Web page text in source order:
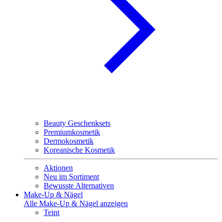
Beauty Geschenksets
Premiumkosmetik
Dermokosmetik
Koreanische Kosmetik
Aktionen
Neu im Sortiment
Bewusste Alternativen
Make-Up & Nägel
Alle Make-Up & Nägel anzeigen
Teint